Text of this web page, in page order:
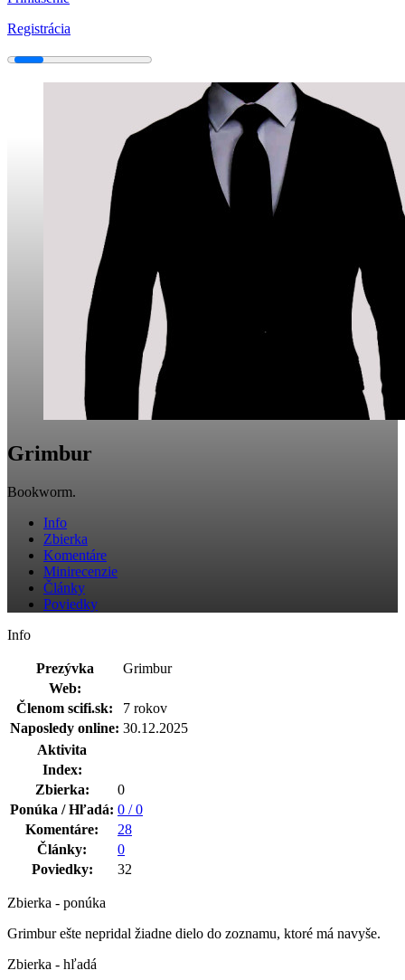
Registrácia
Grimbur
Bookworm.
Info
Zbierka
Komentáre
Minirecenzie
Články
Poviedky
Info
Prezývka
Grimbur
Web:
Členom scifi.sk:
7 rokov
Naposledy online: 30.12.2025
Aktivita
Index:
Zbierka:
0
Ponúka / Hľadá: 0 / 0
Komentáre:
28
Články:
0
Poviedky:
32
Zbierka - ponúka
Grimbur ešte nepridal žiadne dielo do zoznamu, ktoré má navyše.
Zbierka - hľadá